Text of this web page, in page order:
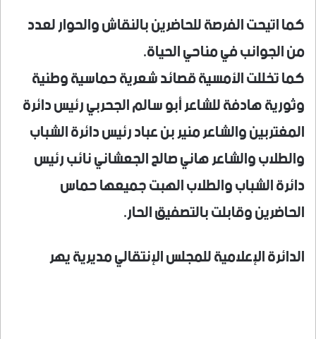
كما اتيحت الفرصة للحاضرين بالنقاش والحوار لعدد
من الجوانب في مناحي الحياة.
كما تخللت الأمسية قصائد شعرية حماسية وطنية
وثورية هادفة للشاعر أبو سالم الجحربي رئيس دائرة
المغتربين والشاعر منير بن عباد رئيس دائرة الشباب
والطلاب والشاعر هاني صالح الجعشاني نائب رئيس
دائرة الشباب والطلاب الهبت جميعها حماس
الحاضرين وقابلت بالتصفيق الحار.
الدائرة الإعلامية للمجلس الإنتقالي مديرية يهر